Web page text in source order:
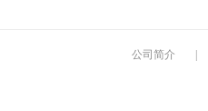
公司简介